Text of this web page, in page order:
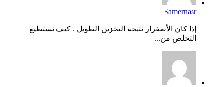
Samernasr
إذا كان الأصفرار نتيجة التخزين الطويل . كيف نستطيع
التخلص من...